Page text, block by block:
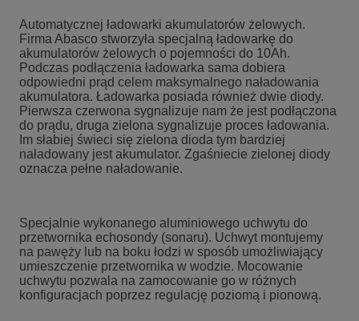
Automatycznej ładowarki akumulatorów żelowych.
Firma Abasco stworzyła specjalną ładowarkę do
akumulatorów żelowych o pojemności do 10Ah.
Podczas podłączenia ładowarka sama dobiera
odpowiedni prąd celem maksymalnego naładowania
akumulatora. Ładowarka posiada również dwie diody.
Pierwsza czerwona sygnalizuje nam że jest podłączona
do prądu, druga zielona sygnalizuje proces ładowania.
Im słabiej świeci się zielona dioda tym bardziej
naładowany jest akumulator. Zgaśniecie zielonej diody
oznacza pełne naładowanie.
Specjalnie wykonanego aluminiowego uchwytu do
przetwornika echosondy (sonaru). Uchwyt montujemy
na pawęży lub na boku łodzi w sposób umożliwiający
umieszczenie przetwornika w wodzie. Mocowanie
uchwytu pozwala na zamocowanie go w różnych
konfiguracjach poprzez regulację poziomą i pionową.